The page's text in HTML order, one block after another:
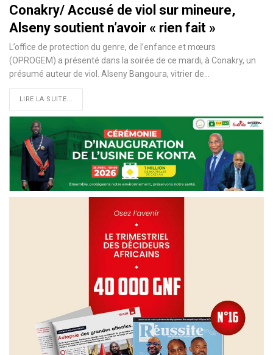
Conakry/ Accusé de viol sur mineure,
Alseny soutient n’avoir « rien fait »
L’office de protection du genre, de l’enfance et mœurs
(OPROGEM) a présenté dans la soirée de ce mardi, à Conakry, un
présumé auteur de viol. Alseny Bangoura, vitrier de…
LIRE LA SUITE...